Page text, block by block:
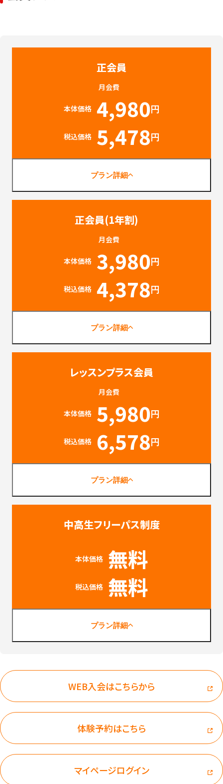
正会員
月会費
本体価格 4,980円
税込価格 5,478円
プラン詳細
正会員(1年割)
月会費
本体価格 3,980円
税込価格 4,378円
プラン詳細
レッスンプラス会員
月会費
本体価格 5,980円
税込価格 6,578円
プラン詳細
中高生フリーパス制度
本体価格 無料
税込価格 無料
プラン詳細
WEB入会はこちらから
体験予約はこちら
マイページログイン